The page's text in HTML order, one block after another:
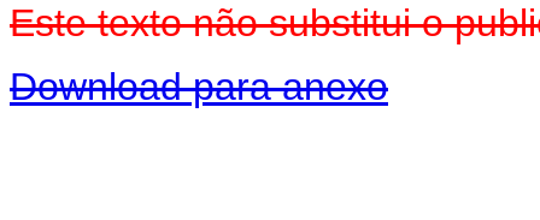
Este texto não substitui o
Download para anexo